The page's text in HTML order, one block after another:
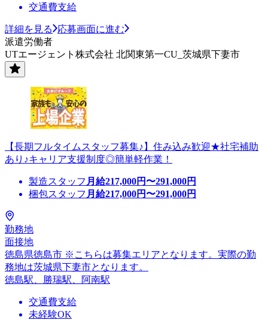
交通費支給
詳細を見る
応募画面に進む
派遣労働者
UTエージェント株式会社 北関東第一CU_茨城県下妻市
【長期フルタイムスタッフ募集♪】住み込み歓迎★社宅補助
あり♪キャリア支援制度◎簡単軽作業！
製造スタッフ 月給217,000円〜291,000円
梱包スタッフ 月給217,000円〜291,000円
勤務地
面接地
徳島県徳島市 ※こちらは募集エリアとなります。実際の勤
務地は茨城県下妻市となります。
徳島駅、勝瑞駅、阿南駅
交通費支給
未経験OK